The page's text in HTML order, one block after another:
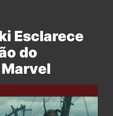
Esclarece
do